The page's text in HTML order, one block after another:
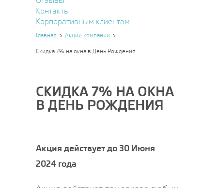
Контакты
Корпоративным клиентам
Главная Акции компании
Скидка 7% на окна в День Рождения
СКИДКА 7% НА ОКНА
В ДЕНЬ РОЖДЕНИЯ
Акция действует до 30 Июня
2024 года